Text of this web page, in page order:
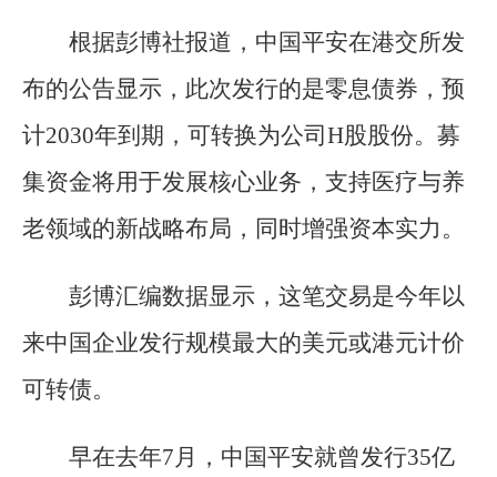
根据彭博社报道，中国平安在港交所发
布的公告显示，此次发行的是零息债券，预
计2030年到期，可转换为公司H股股份。募
集资金将用于发展核心业务，支持医疗与养
老领域的新战略布局，同时增强资本实力。
彭博汇编数据显示，这笔交易是今年以
来中国企业发行规模最大的美元或港元计价
可转债。
早在去年7月，中国平安就曾发行35亿